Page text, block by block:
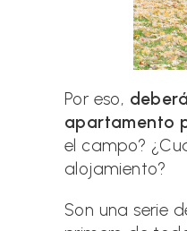
Por eso,
apartamento
el campo?
alojamiento?
Son una serie